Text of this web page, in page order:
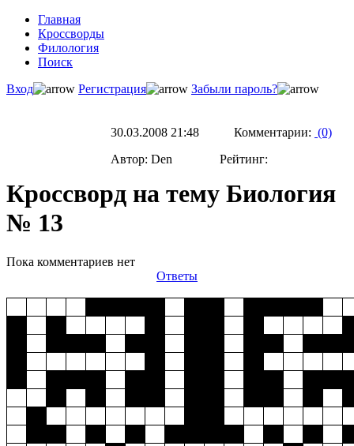
Главная
Кроссворды
Филология
Поиск
Вход
Регистрация Забыли пароль?
30.03.2008 21:48 Комментарии: (0)
Автор: Den Рейтинг:
Кроссворд на тему Биология
№ 13
Пока комментариев нет
Ответы